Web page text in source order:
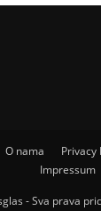
O nama Privacy
Impressum
- Sva prava